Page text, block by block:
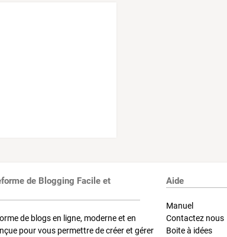
de Blogging Facile et
de blogs en ligne, moderne et en
pour vous permettre de créer et gérer
Aide
Manuel
Contactez nous
Boite à idées